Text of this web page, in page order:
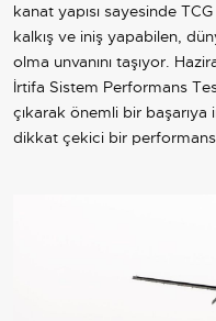
kanat yapısı sayesinde
kalkış ve iniş yapabilen,
olma unvanını taşıyor.
İrtifa Sistem Performans
çıkarak önemli bir
dikkat çekici bir